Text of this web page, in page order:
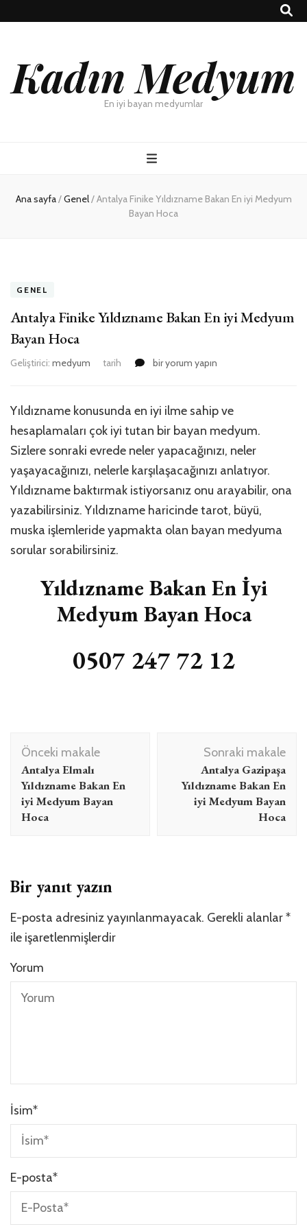
Kadın Medyum
En iyi bayan medyumlar
Ana sayfa/Genel/Antalya Finike Yıldızname Bakan En iyi Medyum
Bayan Hoca
GENEL
Antalya Finike Yıldızname Bakan En iyi Medyum
Bayan Hoca
Geliştirici: medyum tarih
Antalya
Bakan
En
iyi
Medyum
Bayan
Hoca
için
bir yorum yapın
Yıldızname konusunda en iyi ilme sahip ve
hesaplamaları çok iyi tutan bir bayan medyum.
Sizlere sonraki evrede neler yapacağınızı, neler
yaşayacağınızı, nelerle karşılaşacağınızı anlatıyor.
Yıldızname baktırmak istiyorsanız onu arayabilir, ona
yazabilirsiniz. Yıldızname haricinde tarot, büyü,
muska işlemleride yapmakta olan bayan medyuma
sorular sorabilirsiniz.
Yıldızname Bakan En İyi
Medyum Bayan Hoca
0507 247 72 12
Yazı
dolaşımı
Önceki makale
Antalya Elmalı
Yıldızname Bakan En
iyi Medyum Bayan
Hoca
Sonraki makale
Antalya Gazipaşa
Yıldızname Bakan En
iyi Medyum Bayan
Hoca
Bir yanıt yazın
E-posta adresiniz yayınlanmayacak. Gerekli alanlar*
ile işaretlenmişlerdir
Yorum
İsim*
E-posta*